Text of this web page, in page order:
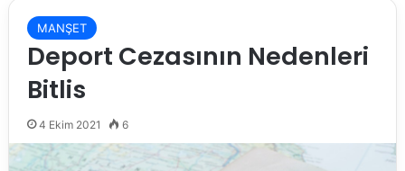
MANŞET
Deport Cezasının Nedenleri
Bitlis
4 Ekim 2021 6